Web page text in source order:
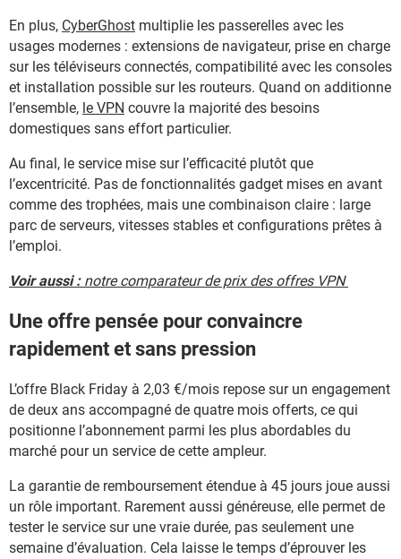
En plus, CyberGhost multiplie les passerelles avec les
usages modernes : extensions de navigateur, prise en charge
sur les téléviseurs connectés, compatibilité avec les consoles
et installation possible sur les routeurs. Quand on additionne
l’ensemble, le VPN couvre la majorité des besoins
domestiques sans effort particulier.
Au final, le service mise sur l’efficacité plutôt que
l’excentricité. Pas de fonctionnalités gadget mises en avant
comme des trophées, mais une combinaison claire : large
parc de serveurs, vitesses stables et configurations prêtes à
l’emploi.
Voir aussi : notre comparateur de prix des offres VPN
Une offre pensée pour convaincre
rapidement et sans pression
L’offre Black Friday à 2,03 €/mois repose sur un engagement
de deux ans accompagné de quatre mois offerts, ce qui
positionne l’abonnement parmi les plus abordables du
marché pour un service de cette ampleur.
La garantie de remboursement étendue à 45 jours joue aussi
un rôle important. Rarement aussi généreuse, elle permet de
tester le service sur une vraie durée, pas seulement une
semaine d’évaluation. Cela laisse le temps d’éprouver les